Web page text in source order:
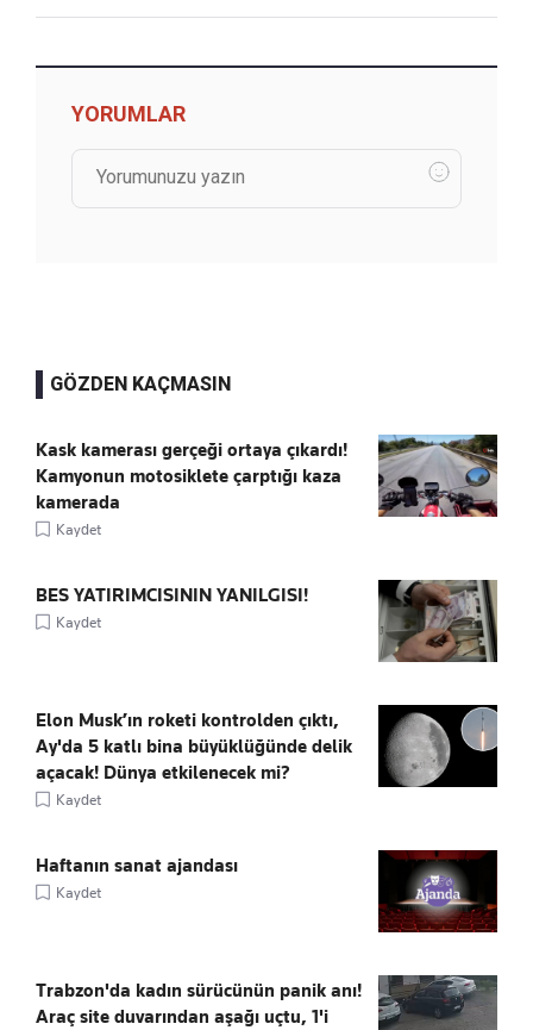
YORUMLAR
GÖZDEN KAÇMASIN
Kask kamerası gerçeği ortaya çıkardı!
Kamyonun motosiklete çarptığı kaza
kamerada
Kaydet
BES YATIRIMCISININ YANILGISI!
Kaydet
Elon Musk’ın roketi kontrolden çıktı,
Ay'da 5 katlı bina büyüklüğünde delik
açacak! Dünya etkilenecek mi?
Kaydet
Haftanın sanat ajandası
Kaydet
Trabzon'da kadın sürücünün panik anı!
Araç site duvarından aşağı uçtu, 1'i